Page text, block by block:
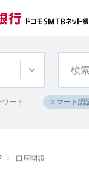
ード スマート認
口座開設